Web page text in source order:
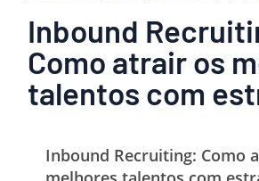
Inbound
Como atrair os
talentos com
Inbound Recruiting: Como